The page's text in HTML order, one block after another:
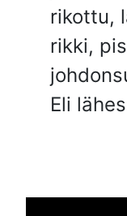
rikottu,
rikki,
Eli